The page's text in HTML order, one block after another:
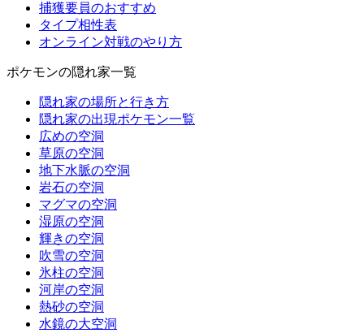
捕獲要員のおすすめ
タイプ相性表
オンライン対戦のやり方
ポケモンの隠れ家一覧
隠れ家の場所と行き方
隠れ家の出現ポケモン一覧
広めの空洞
草原の空洞
地下水脈の空洞
岩石の空洞
マグマの空洞
湿原の空洞
輝きの空洞
吹雪の空洞
氷柱の空洞
河岸の空洞
熱砂の空洞
水鏡の大空洞